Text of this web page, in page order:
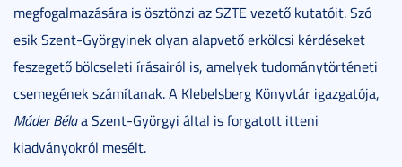
megfogalmazására is ösztönzi az SZTE vezető kutatóit. Szó
esik Szent-Györgyinek olyan alapvető erkölcsi kérdéseket
feszegető bölcseleti írásairól is, amelyek tudománytörténeti
csemegének számítanak. A Klebelsberg Könyvtár igazgatója,
Máder Bélaa Szent-Györgyi által is forgatott itteni
kiadványokról mesélt.